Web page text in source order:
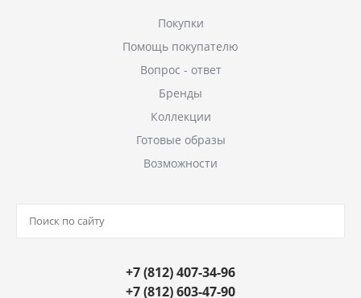
Покупки
Помощь покупателю
Вопрос - ответ
Бренды
Коллекции
Готовые образы
Возможности
+7 (812) 407-34-96
+7 (812) 603-47-90